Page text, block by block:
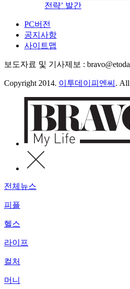
전략’ 발간
PC버전
공지사항
사이트맵
보도자료 및 기사제보 :
Copyright 2014. 이투데이피엔씨 . All
전체뉴스
피플
헬스
라이프
컬처
머니